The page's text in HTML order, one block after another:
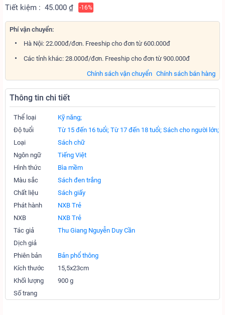
Tiết kiệm : 45.000 ₫ -16%
Phí vận chuyển:
Hà Nội: 22.000đ/đơn. Freeship cho đơn từ 600.000đ
Các tỉnh khác: 28.000đ/đơn. Freeship cho đơn từ 900.000đ
Chính sách bán hàng
Chính sách vận chuyển
Thông tin chi tiết
Thể loại
Kỹ năng;
Độ tuổi
Từ 15 đến 16 tuổi; Từ 17 đến 18 tuổi; Sách cho người lớn;
Loại
Sách chữ
Ngôn ngữ
Tiếng Việt
Hình thức
Bìa mềm
Màu sắc
Sách đen trắng
Chất liệu
Sách giấy
Phát hành
NXB Trẻ
NXB
NXB Trẻ
Tác giả
Thu Giang Nguyễn Duy Cần
Dịch giả
Phiên bản
Bản phổ thông
Kích thước
15,5x23cm
Khối lượng
900 g
Số trang